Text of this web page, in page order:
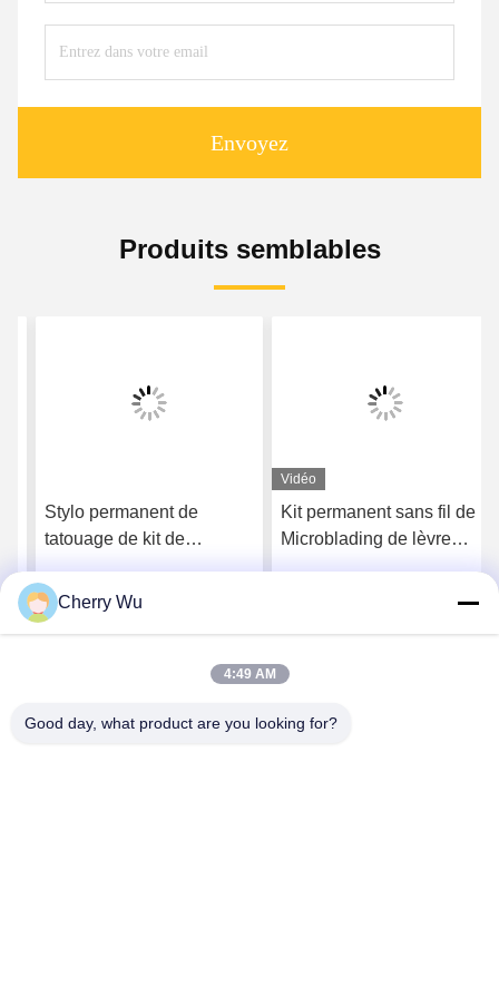
Envoyez
Produits semblables
Stylo permanent de
tatouage de kit de
d'OEM Permablend pour
la lèvre d'eye-liner de
Obtenez le meilleur prix
Vidéo
Kit permanent sans fil de
Microblading de lèvre
Cherry Wu
4:49 AM
Good day, what product are you looking for?